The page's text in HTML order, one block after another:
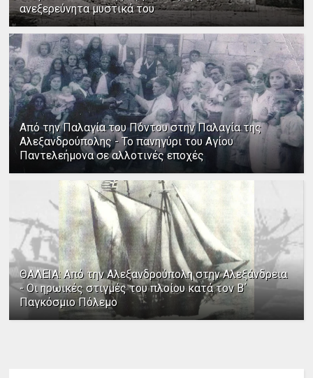
ανεξερεύνητα μυστικά του
Από την Παλαγία του Πόντου στην Παλαγία της
Αλεξανδρούπολης - Το πανηγύρι του Αγίου
Παντελεήμονα σε αλλοτινές εποχές
ΘΑΛΕΙΑ: Από την Αλεξανδρούπολη στην Αλεξάνδρεια
- Οι ηρωικές στιγμές του πλοίου κατά τον Β΄
Παγκόσμιο Πόλεμο